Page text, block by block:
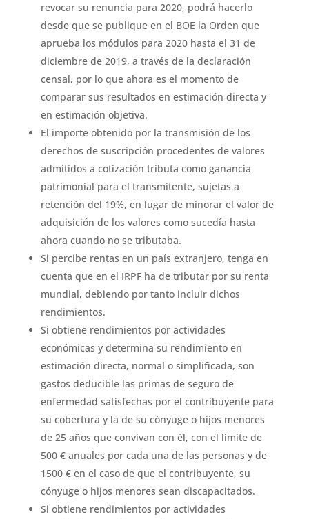
revocar su renuncia para 2020, podrá hacerlo
desde que se publique en el BOE la Orden que
aprueba los módulos para 2020 hasta el 31 de
diciembre de 2019, a través de la declaración
censal, por lo que ahora es el momento de
comparar sus resultados en estimación directa y
en estimación objetiva.
El importe obtenido por la transmisión de los
derechos de suscripción procedentes de valores
admitidos a cotización tributa como ganancia
patrimonial para el transmitente, sujetas a
retención del 19%, en lugar de minorar el valor de
adquisición de los valores como sucedía hasta
ahora cuando no se tributaba.
Si percibe rentas en un país extranjero, tenga en
cuenta que en el IRPF ha de tributar por su renta
mundial, debiendo por tanto incluir dichos
rendimientos.
Si obtiene rendimientos por actividades
económicas y determina su rendimiento en
estimación directa, normal o simplificada, son
gastos deducible las primas de seguro de
enfermedad satisfechas por el contribuyente para
su cobertura y la de su cónyuge o hijos menores
de 25 años que convivan con él, con el límite de
500 € anuales por cada una de las personas y de
1500 € en el caso de que el contribuyente, su
cónyuge o hijos menores sean discapacitados.
Si obtiene rendimientos por actividades